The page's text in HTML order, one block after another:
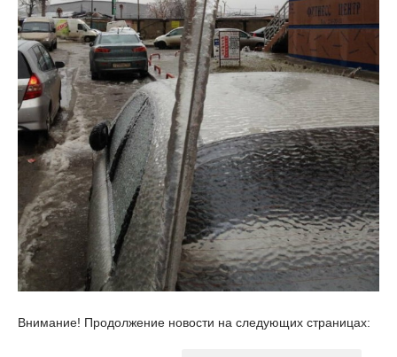
Внимание! Продолжение новости на следующих страницах: